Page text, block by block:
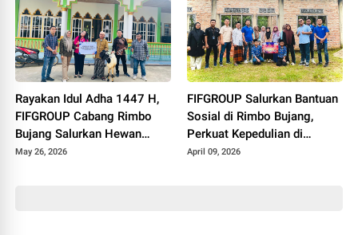
Rayakan Idul Adha 1447 H,
FIFGROUP Cabang Rimbo
Bujang Salurkan Hewan
Kurban di Masjid Jami Al-
May 26, 2026
FIFGROUP Salurkan Bantuan
Sosial di Rimbo Bujang,
Perkuat Kepedulian di
Momen Halal Bihalal
April 09, 2026